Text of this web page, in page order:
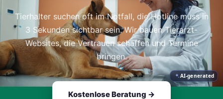
AI-generated
Tierhalter suchen oft im Notfall, die Hotline muss in
3 Sekunden sichtbar sein. Wir bauen Tierarzt-
Websites, die Vertrauen schaffen und Termine
bringen.
Kostenlose Beratung →